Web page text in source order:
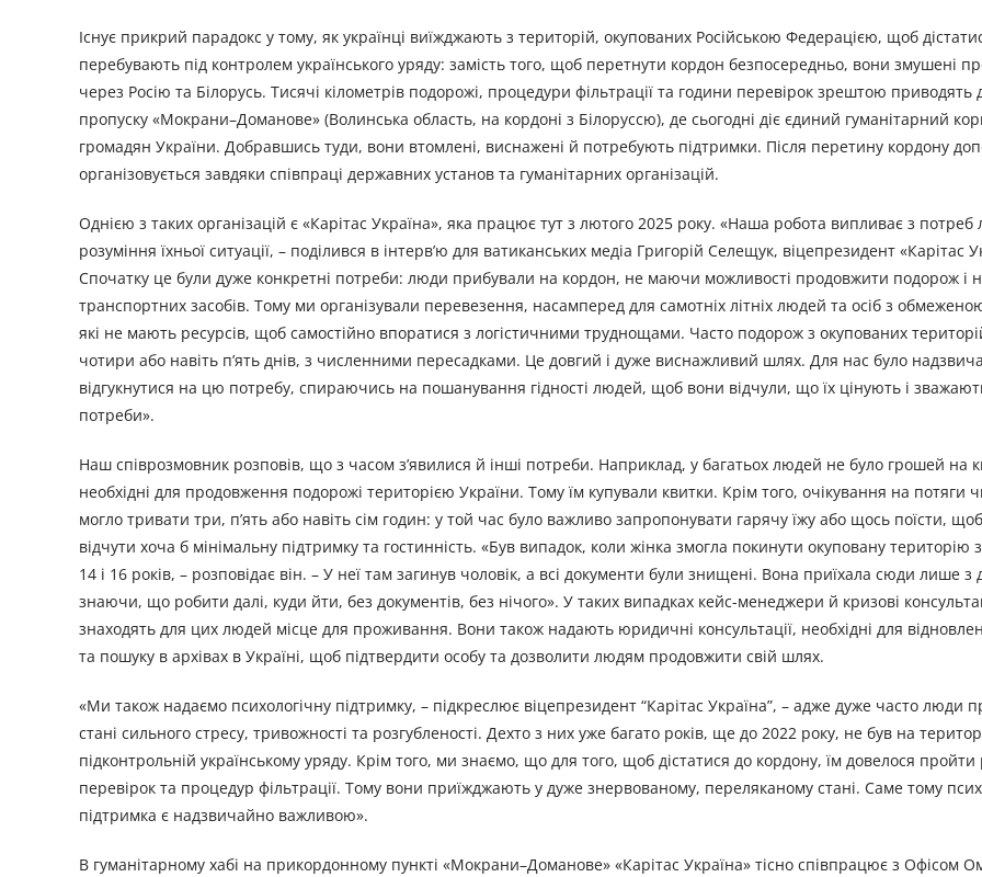
Існує прикрий парадокс у тому, як українці виїжджають з територій, окупованих Російською Федерацією, щоб
перебувають під контролем українського уряду: замість того, щоб перетнути кордон безпосередньо, вони змушені
через Росію та Білорусь. Тисячі кілометрів подорожі, процедури фільтрації та години перевірок зрештою приводять
пропуску «Мокрани–Доманове» (Волинська область, на кордоні з Білоруссю), де сьогодні діє єдиний гуманітарний
громадян України. Добравшись туди, вони втомлені, виснажені й потребують підтримки. Після перетину кордону
організовується завдяки співпраці державних установ та гуманітарних організацій.
Однією з таких організацій є «Карітас Україна», яка працює тут з лютого 2025 року. «Наша робота випливає з потреб
розуміння їхньої ситуації, – поділився в інтерв’ю для ватиканських медіа Григорій Селещук, віцепрезидент «Карітас
Спочатку це були дуже конкретні потреби: люди прибували на кордон, не маючи можливості продовжити подорож і
транспортних засобів. Тому ми організували перевезення, насамперед для самотніх літніх людей та осіб з
які не мають ресурсів, щоб самостійно впоратися з логістичними труднощами. Часто подорож з окупованих
чотири або навіть п’ять днів, з численними пересадками. Це довгий і дуже виснажливий шлях. Для нас було
відгукнутися на цю потребу, спираючись на пошанування гідності людей, щоб вони відчули, що їх цінують і
потреби».
Наш співрозмовник розповів, що з часом з’явилися й інші потреби. Наприклад, у багатьох людей не було грошей на
необхідні для продовження подорожі територією України. Тому їм купували квитки. Крім того, очікування на потяги
могло тривати три, п’ять або навіть сім годин: у той час було важливо запропонувати гарячу їжу або щось поїсти,
відчути хоча б мінімальну підтримку та гостинність. «Був випадок, коли жінка змогла покинути окуповану територію
14 і 16 років, – розповідає він. – У неї там загинув чоловік, а всі документи були знищені. Вона приїхала сюди лише з
знаючи, що робити далі, куди йти, без документів, без нічого». У таких випадках кейс-менеджери й кризові
знаходять для цих людей місце для проживання. Вони також надають юридичні консультації, необхідні для
та пошуку в архівах в Україні, щоб підтвердити особу та дозволити людям продовжити свій шлях.
«Ми також надаємо психологічну підтримку, – підкреслює віцепрезидент “Карітас Україна”, – адже дуже часто люди
стані сильного стресу, тривожності та розгубленості. Дехто з них уже багато років, ще до 2022 року, не був на
підконтрольній українському уряду. Крім того, ми знаємо, що для того, щоб дістатися до кордону, їм довелося пройти
перевірок та процедур фільтрації. Тому вони приїжджають у дуже знервованому, переляканому стані. Саме тому
підтримка є надзвичайно важливою».
В гуманітарному хабі на прикордонному пункті «Мокрани–Доманове» «Карітас Україна» тісно співпрацює з Офісом